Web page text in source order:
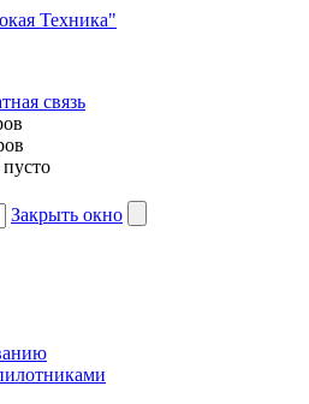
связь
Закрыть окно